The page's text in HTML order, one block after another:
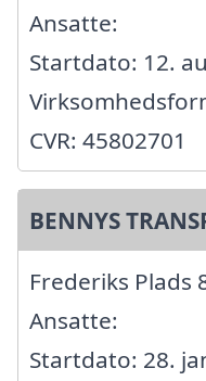
Ansatte:
Startdato: 12.
CVR: 45802701
BENNYS
Frederiks Plads
Ansatte:
Startdato: 28.